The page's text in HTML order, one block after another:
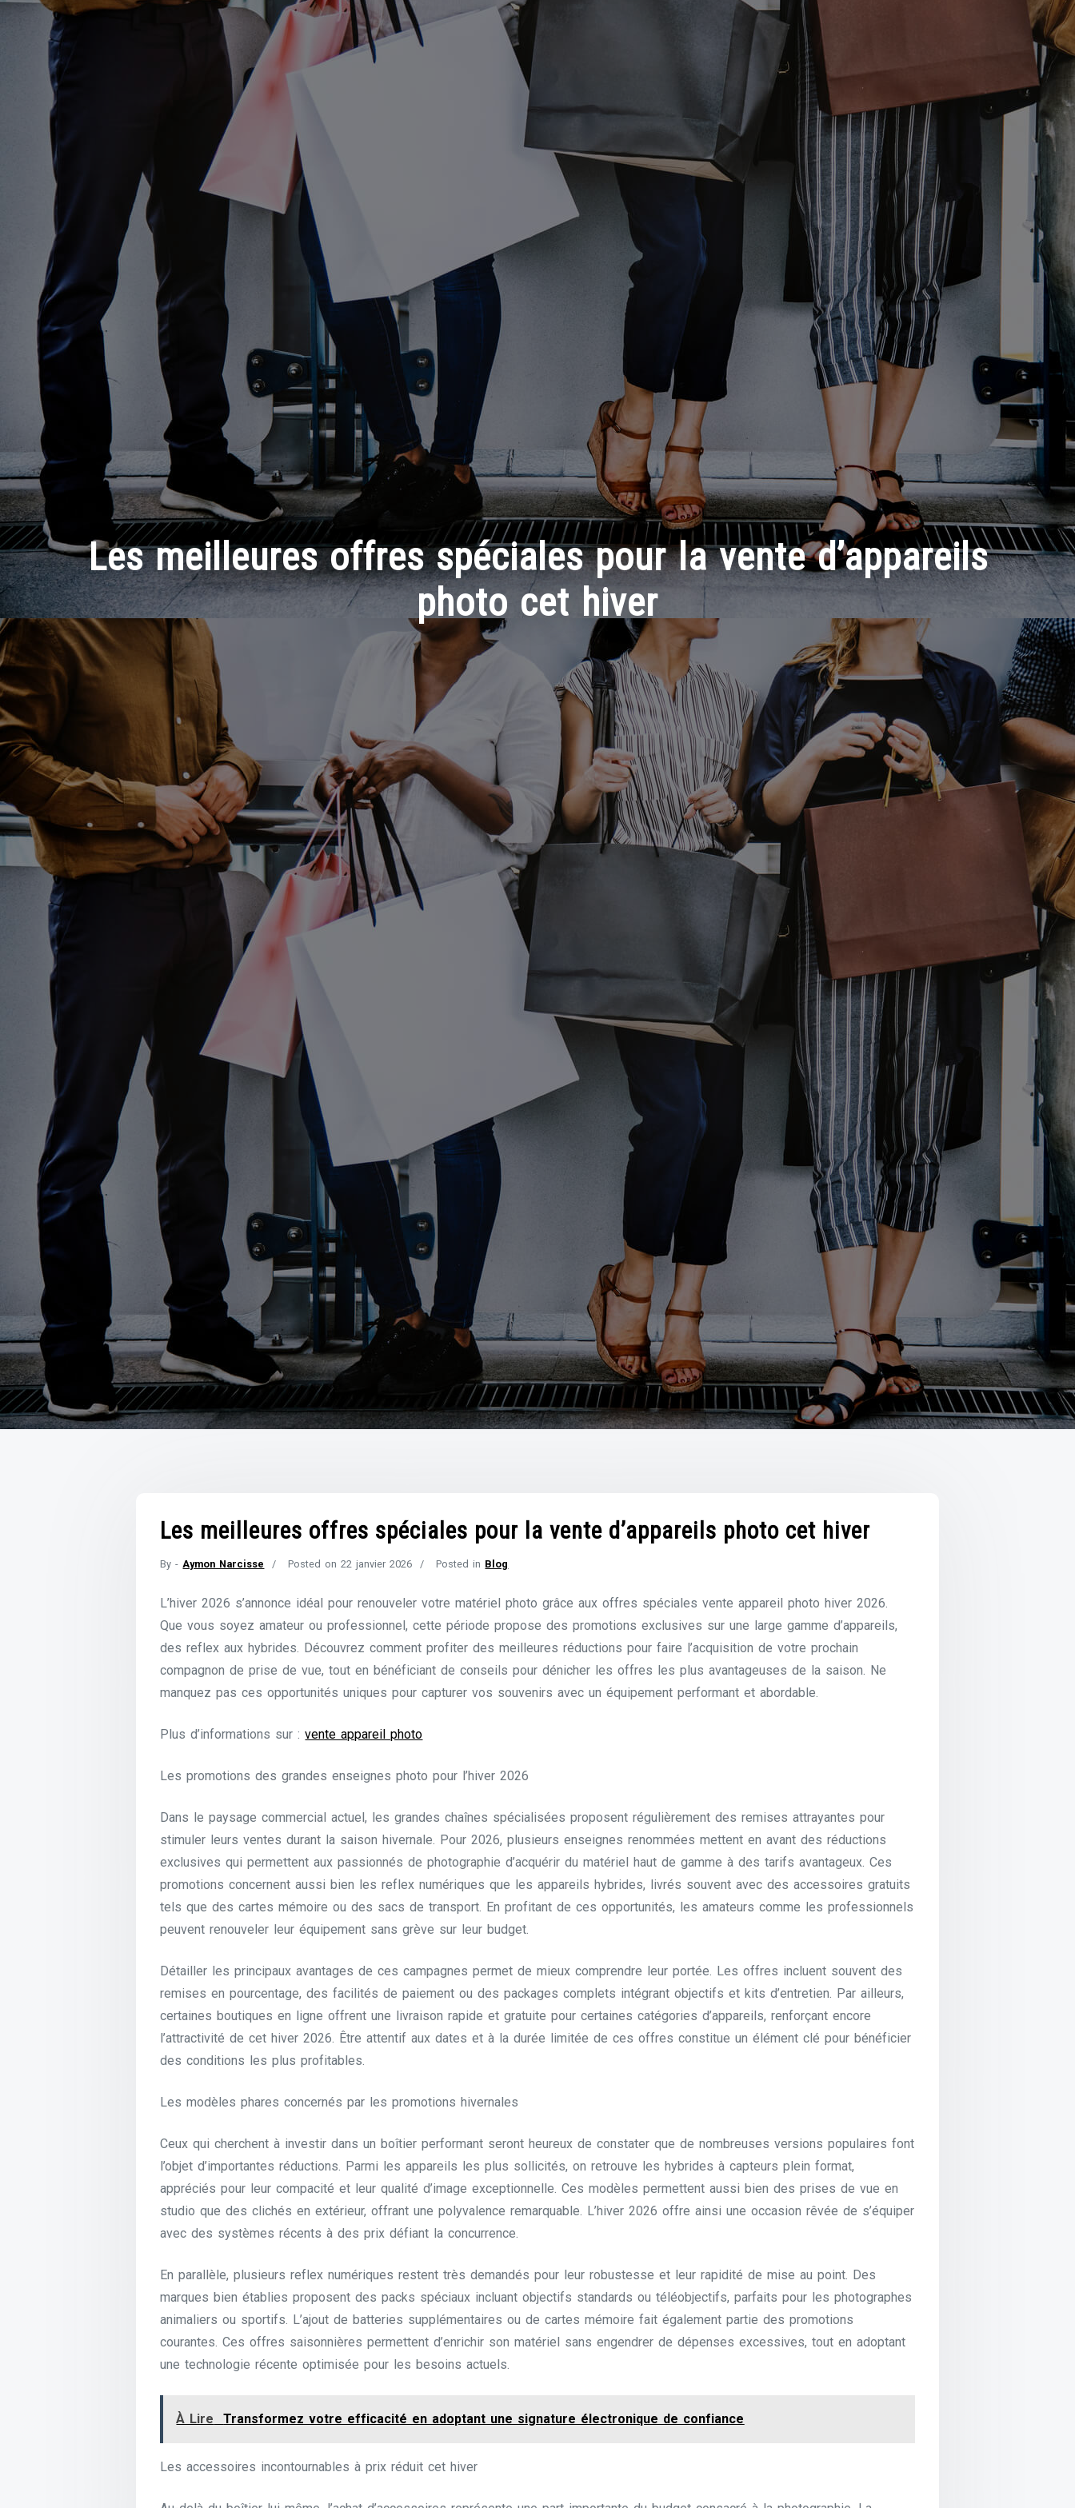
Les meilleures offres spéciales pour la vente d’appareils
photo cet hiver
Les meilleures offres spéciales pour la vente d’appareils photo cet hiver
By -Aymon Narcisse Posted on22 janvier 2026 Posted in Blog
L’hiver 2026 s’annonce idéal pour renouveler votre matériel photo grâce aux offres spéciales vente appareil photo hiver 2026.
Que vous soyez amateur ou professionnel, cette période propose des promotions exclusives sur une large gamme d’appareils,
des reflex aux hybrides. Découvrez comment profiter des meilleures réductions pour faire l’acquisition de votre prochain
compagnon de prise de vue, tout en bénéficiant de conseils pour dénicher les offres les plus avantageuses de la saison. Ne
manquez pas ces opportunités uniques pour capturer vos souvenirs avec un équipement performant et abordable.
Plus d’informations sur :vente appareil photo
Les promotions des grandes enseignes photo pour l’hiver 2026
Dans le paysage commercial actuel, les grandes chaînes spécialisées proposent régulièrement des remises attrayantes pour
stimuler leurs ventes durant la saison hivernale. Pour 2026, plusieurs enseignes renommées mettent en avant des réductions
exclusives qui permettent aux passionnés de photographie d’acquérir du matériel haut de gamme à des tarifs avantageux. Ces
promotions concernent aussi bien les reflex numériques que les appareils hybrides, livrés souvent avec des accessoires gratuits
tels que des cartes mémoire ou des sacs de transport. En profitant de ces opportunités, les amateurs comme les professionnels
peuvent renouveler leur équipement sans grève sur leur budget.
Détailler les principaux avantages de ces campagnes permet de mieux comprendre leur portée. Les offres incluent souvent des
remises en pourcentage, des facilités de paiement ou des packages complets intégrant objectifs et kits d’entretien. Par ailleurs,
certaines boutiques en ligne offrent une livraison rapide et gratuite pour certaines catégories d’appareils, renforçant encore
l’attractivité de cet hiver 2026. Être attentif aux dates et à la durée limitée de ces offres constitue un élément clé pour bénéficier
des conditions les plus profitables.
Les modèles phares concernés par les promotions hivernales
Ceux qui cherchent à investir dans un boîtier performant seront heureux de constater que de nombreuses versions populaires font
l’objet d’importantes réductions. Parmi les appareils les plus sollicités, on retrouve les hybrides à capteurs plein format,
appréciés pour leur compacité et leur qualité d’image exceptionnelle. Ces modèles permettent aussi bien des prises de vue en
studio que des clichés en extérieur, offrant une polyvalence remarquable. L’hiver 2026 offre ainsi une occasion rêvée de s’équiper
avec des systèmes récents à des prix défiant la concurrence.
En parallèle, plusieurs reflex numériques restent très demandés pour leur robustesse et leur rapidité de mise au point. Des
marques bien établies proposent des packs spéciaux incluant objectifs standards ou téléobjectifs, parfaits pour les photographes
animaliers ou sportifs. L’ajout de batteries supplémentaires ou de cartes mémoire fait également partie des promotions
courantes. Ces offres saisonnières permettent d’enrichir son matériel sans engendrer de dépenses excessives, tout en adoptant
une technologie récente optimisée pour les besoins actuels.
À Lire Transformez votre efficacité en adoptant une signature électronique de confiance
Les accessoires incontournables à prix réduit cet hiver